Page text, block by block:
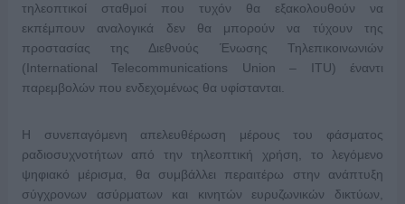
τηλεοπτικοί σταθμοί που τυχόν θα εξακολουθούν να
εκπέμπουν αναλογικά δεν θα μπορούν να τύχουν της
προστασίας της Διεθνούς Ένωσης Τηλεπικοινωνιών
(International Telecommunications Union – ITU) έναντι
παρεμβολών που ενδεχομένως θα υφίστανται.
Η συνεπαγόμενη απελευθέρωση μέρους του φάσματος
ραδιοσυχνοτήτων από την τηλεοπτική χρήση, το λεγόμενο
ψηφιακό μέρισμα, θα συμβάλλει περαιτέρω στην ανάπτυξη
σύγχρονων ασύρματων και κινητών ευρυζωνικών δικτύων,